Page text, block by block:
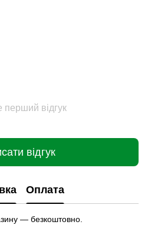
перший відгук
відгук
Оплата
— безкоштовно.